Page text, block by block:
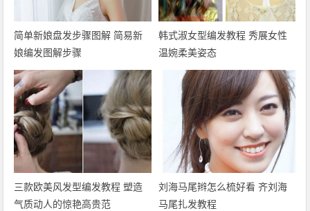
简单新娘盘发步骤图解 简易新
娘编发图解步骤
韩式淑女型编发教程 秀展女性
温婉柔美姿态
三款欧美风发型编发教程 塑造
气质动人的惊艳高贵范
刘海马尾辫怎么梳好看 齐刘海
马尾扎发教程